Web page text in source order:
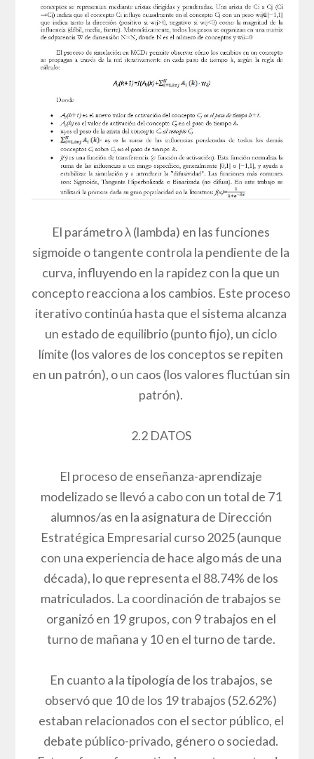
El parámetro λ (lambda) en las funciones
sigmoide o tangente controla la pendiente de la
curva, influyendo en la rapidez con la que un
concepto reacciona a los cambios. Este proceso
iterativo continúa hasta que el sistema alcanza
un estado de equilibrio (punto fijo), un ciclo
límite (los valores de los conceptos se repiten
en un patrón), o un caos (los valores fluctúan sin
patrón).
2.2 DATOS
El proceso de enseñanza-aprendizaje
modelizado se llevó a cabo con un total de 71
alumnos/as en la asignatura de Dirección
Estratégica Empresarial curso 2025 (aunque
con una experiencia de hace algo más de una
década), lo que representa el 88.74% de los
matriculados. La coordinación de trabajos se
organizó en 19 grupos, con 9 trabajos en el
turno de mañana y 10 en el turno de tarde.
En cuanto a la tipología de los trabajos, se
observó que 10 de los 19 trabajos (52.62%)
estaban relacionados con el sector público, el
debate público-privado, género o sociedad.